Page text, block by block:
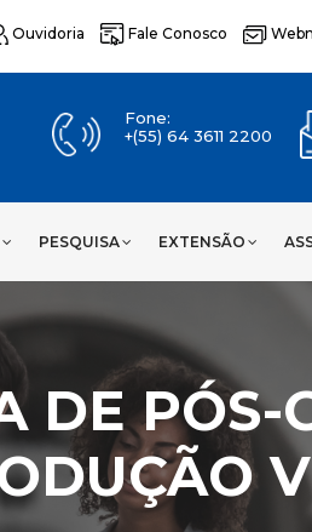
Ouvidoria Fale Conosco
Fone:
+(55) 64 3611 2200
PESQUISA EXTENSÃO
DE PÓS-